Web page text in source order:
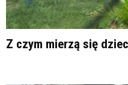
Z czym mierzą się